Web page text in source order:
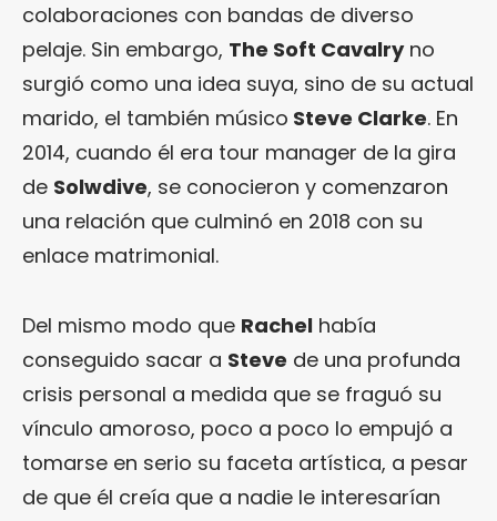
colaboraciones con bandas de diverso
pelaje. Sin embargo, The Soft Cavalryno
surgió como una idea suya, sino de su actual
marido, el también músico Steve Clarke. En
2014, cuando él era tour manager de la gira
de Solwdive, se conocieron y comenzaron
una relación que culminó en 2018 con su
enlace matrimonial.
Del mismo modo que Rachel había
conseguido sacar a Steve de una profunda
crisis personal a medida que se fraguó su
vínculo amoroso, poco a poco lo empujó a
tomarse en serio su faceta artística, a pesar
de que él creía que a nadie le interesarían